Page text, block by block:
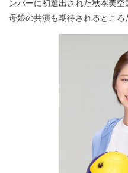
ンバーに初選出された秋本美空
母娘の共演も期待されるところ